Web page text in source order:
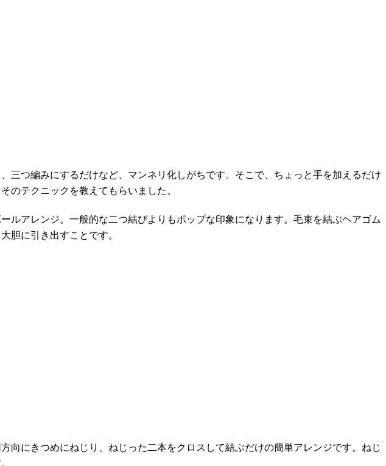
つ編みにするだけなど、マンネリ化しがちです。そこで、ちょっと手を加えるだけ
のテクニックを教えてもらいました。
アレンジ。一般的な二つ結びよりもポップな印象になります。毛束を結ぶヘアゴム
胆に引き出すことです。
にきつめにねじり、ねじった二本をクロスして結ぶだけの簡単アレンジです。ねじ